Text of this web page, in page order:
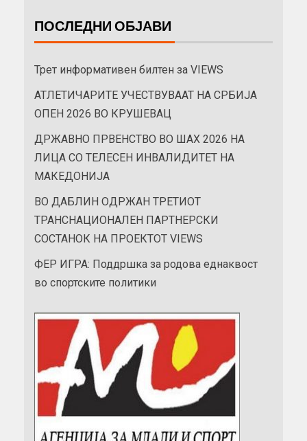
ПОСЛЕДНИ ОБЈАВИ
Трет информативен билтен за VIEWS
АТЛЕТИЧАРИТЕ УЧЕСТВУВААТ НА СРБИЈА
ОПЕН 2026 ВО КРУШЕВАЦ
ДРЖАВНО ПРВЕНСТВО ВО ШАХ 2026 НА
ЛИЦА СО ТЕЛЕСЕН ИНВАЛИДИТЕТ НА
МАКЕДОНИЈА
ВО ДАБЛИН ОДРЖАН ТРЕТИОТ
ТРАНСНАЦИОНАЛЕН ПАРТНЕРСКИ
СОСТАНОК НА ПРОЕКТОТ VIEWS
ФЕР ИГРА: Поддршка за родова еднаквост
во спортските политики